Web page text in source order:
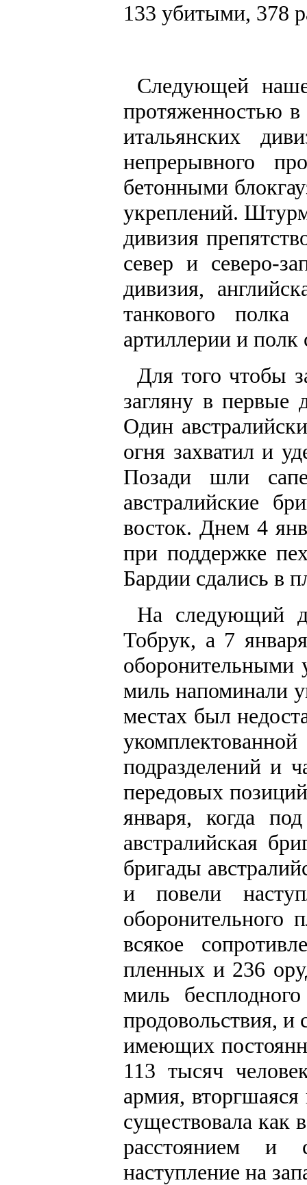
133 убитыми, 378
Следующей
протяженностью в
итальянских
непрерывного
бетонными
укреплений. Штурм
дивизия
север и северо-
дивизия,
танкового
артиллерии и полк
Для того чтобы
загляну в первые
Один
огня захватил и
Позади шли
австралийские
восток. Днем 4
при поддержке
Бардии сдались в
На следующий
Тобрук, а 7
оборонительными
миль напоминали
местах был
подразделений и
передовых
января, когда
австралийская
бригады
и повели
оборонительного
всякое
пленных и 236
миль
продовольствия, и
имеющих
113 тысяч
армия,
существовала как
расстоянием и
наступление на